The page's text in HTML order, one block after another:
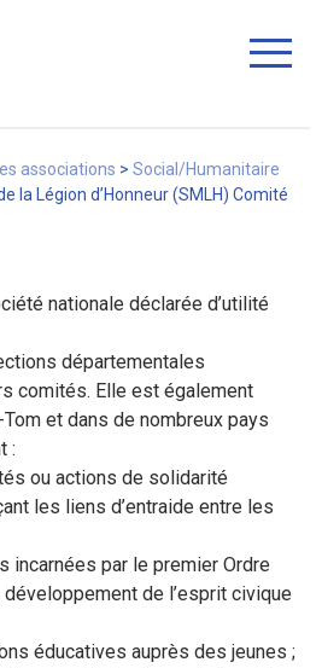
associations
associations > Social/Humanitaire
la Légion d’Honneur (SMLH) Comité
nationale déclarée d’utilité
départementales
comités. Elle est également
et dans de nombreux pays
:
ou actions de solidarité
les liens d’entraide entre les
incarnées par le premier Ordre
de l’esprit civique
éducatives auprès des jeunes ;